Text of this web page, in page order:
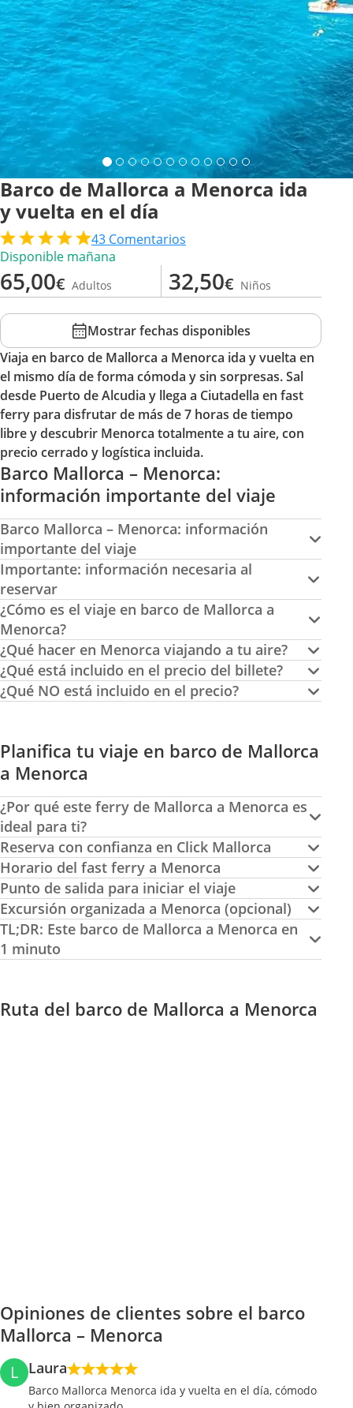
Barco de Mallorca a Menorca ida
y vuelta en el día
43 Comentarios
Disponible mañana
65,00€ Adultos 32,50€ Niños
Mostrar fechas disponibles
Viaja en barco de Mallorca a Menorca ida y vuelta en
el mismo día de forma cómoda y sin sorpresas. Sal
desde Puerto de Alcudia y llega a Ciutadella en fast
ferry para disfrutar de más de 7 horas de tiempo
libre y descubrir Menorca totalmente a tu aire, con
precio cerrado y logística incluida.
Barco Mallorca – Menorca:
información importante del viaje
Barco Mallorca – Menorca: información
importante del viaje
Importante: información necesaria al
reservar
¿Cómo es el viaje en barco de Mallorca a
Menorca?
¿Qué hacer en Menorca viajando a tu aire?
¿Qué está incluido en el precio del billete?
¿Qué NO está incluido en el precio?
Planifica tu viaje en barco de Mallorca
a Menorca
¿Por qué este ferry de Mallorca a Menorca es
ideal para ti?
Reserva con confianza en Click Mallorca
Horario del fast ferry a Menorca
Punto de salida para iniciar el viaje
Excursión organizada a Menorca (opcional)
TL;DR: Este barco de Mallorca a Menorca en
1 minuto
Ruta del barco de Mallorca a Menorca
Opiniones de clientes sobre el barco
Mallorca – Menorca
L Laura
Barco Mallorca Menorca ida y vuelta en el día, cómodo